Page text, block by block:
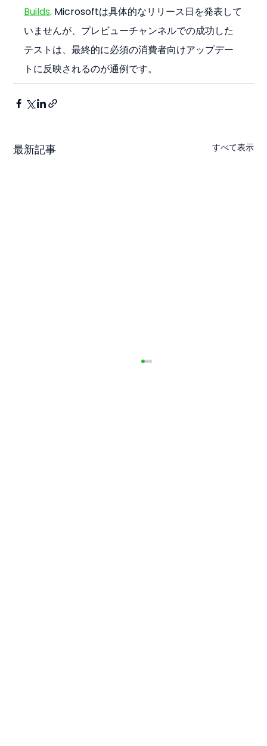
Builds. Microsoftは具体的なリリース日を発表して
いませんが、プレビューチャンネルでの成功した
テストは、最終的に必須の消費者向けアップデー
トに反映されるのが通例です。
最新記事 すべて表示